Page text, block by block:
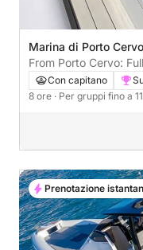
Marina di Porto
From Porto Cervo:
Mortorio
Con capitano
8 ore · Per gruppi fino a
Prenotazione